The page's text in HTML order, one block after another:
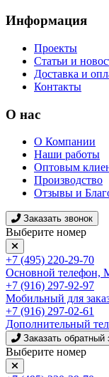
Информация
Проекты
Статьи и
Доставка и
Контакты
О нас
О Компании
Наши работы
Оптовым
Производство
Отзывы и
Заказать звонок
Выберите номер
+7 (495) 220-29-70
Основной телефон,
+7 (916) 297-92-97
Мобильный для
+7 (916) 297-02-61
Дополнительный
Заказать обратный
Выберите номер